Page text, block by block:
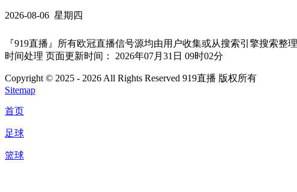
2026-08-06 星期四
『919直播』所有欧冠直播信号源均由用户收集或从搜索引擎搜索
时间处理 页面更新时间： 2026年07月31日 09时02分
Copyright © 2025 - 2026 All Rights Reserved 919直播 版权所有
Sitemap
首页
足球
篮球